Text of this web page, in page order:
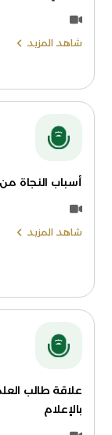
شاهد المزيد
أسباب النجاة
شاهد المزيد
علاقة طالب
بالإعلام